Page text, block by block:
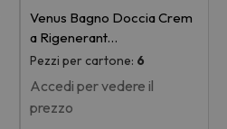
Venus Bagno Doccia Crem
a Rigenerant…
Pezzi per cartone: 6
Accedi per vedere il
prezzo